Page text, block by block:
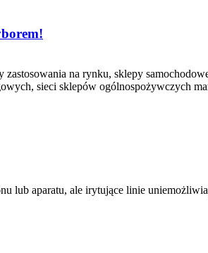
na rynku, sklepy
sieci sklepów ogólnospożywczych
lub aparatu, ale irytujące linie